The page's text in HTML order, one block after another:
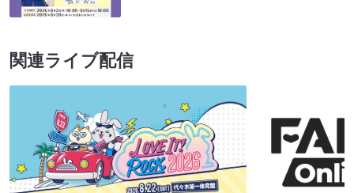
関連ライブ配信